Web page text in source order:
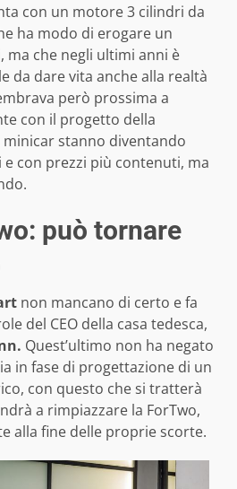
con un motore 3 cilindri da
ha modo di erogare un
ma che negli ultimi anni è
da dare vita anche alla realtà
però prossima a
con il progetto della
stanno diventando
con prezzi più contenuti, ma
può tornare
non mancano di certo e fa
del CEO della casa tedesca,
Quest’ultimo non ha negato
in fase di progettazione di un
con questo che si tratterà
a rimpiazzare la ForTwo,
alla fine delle proprie scorte.